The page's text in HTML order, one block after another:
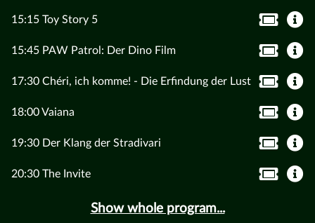
15:15 Toy Story 5
15:45 PAW Patrol: Der Dino Film
17:30 Chéri, ich komme! - Die Erfindung der Lust
18:00 Vaiana
19:30 Der Klang der Stradivari
20:30 The Invite
Show whole program...